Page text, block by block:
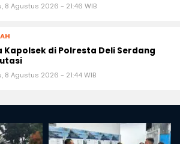
8 Agustus 2026 - 21:46 WIB
Kapolsek di Polresta Deli Serdang
8 Agustus 2026 - 21:44 WIB